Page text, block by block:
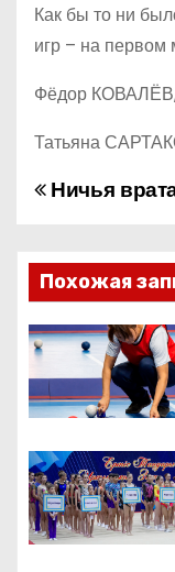
Как бы то ни
игр – на первом
Фёдор
Татьяна
Н
в
и
г
а
ц
и
Ничья
Похожая